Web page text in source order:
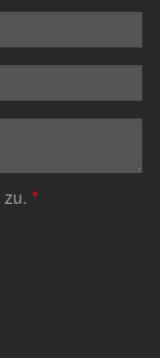
zu. *